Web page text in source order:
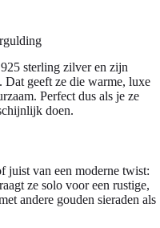
sterling zilver en zijn
Dat geeft ze die warme, luxe
Perfect dus als je ze
doen.
juist van een moderne twist:
ze solo voor een rustige,
andere gouden sieraden als